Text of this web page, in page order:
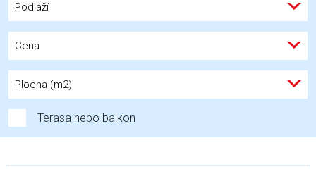
Podlaží
Cena
Plocha (m2)
Terasa nebo balkon